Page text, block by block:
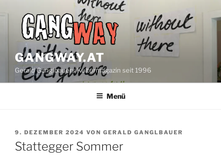
springen
GANGWAY.AT
Gerald Ganglbauers Kulturmagazin seit 1996
Menü
VERÖFFENTLICHT
AM
9. DEZEMBER 2024 VON GERALD GANGLBAUER
Stattegger Sommer